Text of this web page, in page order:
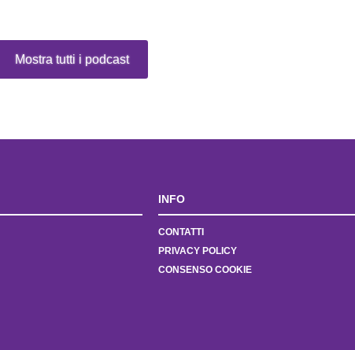
Mostra tutti i podcast
INFO
CONTATTI
PRIVACY POLICY
CONSENSO COOKIE